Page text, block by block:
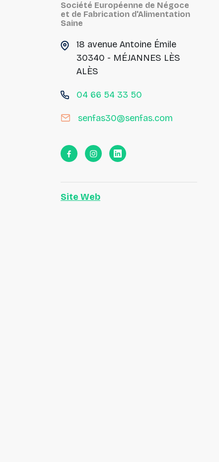
Société Européenne de Négoce
et de Fabrication d'Alimentation
Saine
18 avenue Antoine Émile
30340 - MÉJANNES LÈS
ALÈS
04 66 54 33 50
senfas30@senfas.com
Site Web